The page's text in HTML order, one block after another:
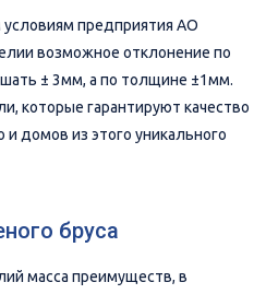
предприятия АО
возможное отклонение по
± 3мм, а по толщине ±1мм.
которые гарантируют качество
и домов из этого уникального
бруса
масса преимуществ, в